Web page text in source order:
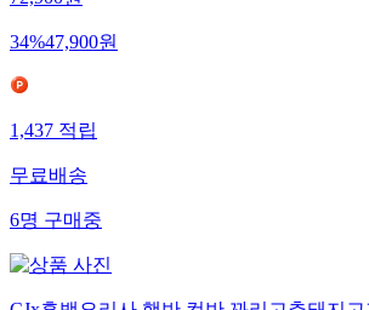
72,900원
34%47,900원
1,437적립
무료배송
6명구매중